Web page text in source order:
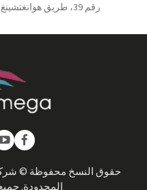
رقم 39، طريق هوانغتشينغ الغربي، هايشو، نينغبو، الصين
حقوق النسخ محفوظة © شركة
المحدودة.